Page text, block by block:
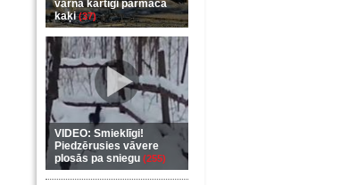
vārna kārtīgi pārmāca
kaķi(37)
VIDEO: Smieklīgi!
Piedzērusies vāvere
plosās pa sniegu (255)